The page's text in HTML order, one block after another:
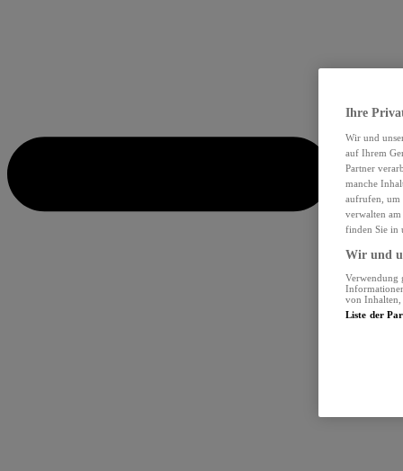
Ihre
Wir und
auf Ihrem
Partner
manche
aufrufen, um
verwalten
finden Sie in
Wir und
Verwendung
von Inhalten,
Liste der